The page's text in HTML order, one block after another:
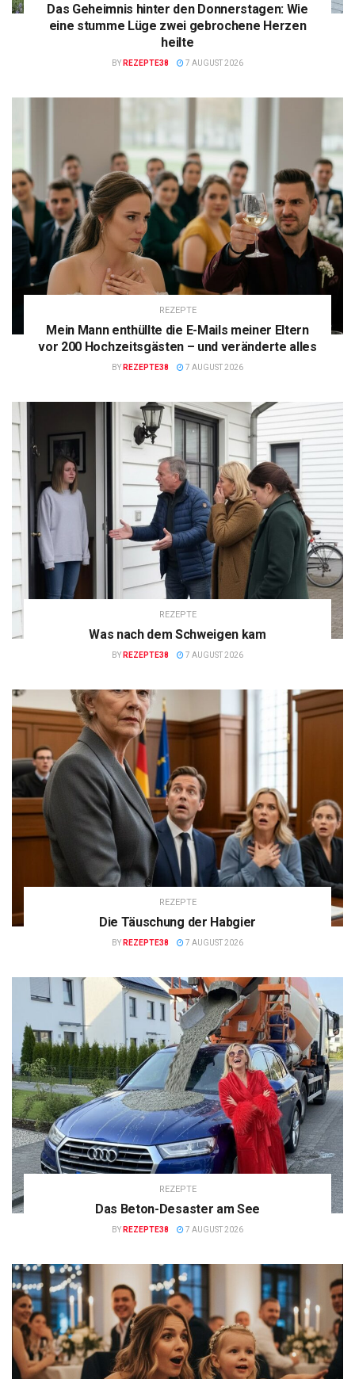
Das Geheimnis hinter den Donnerstagen: Wie
eine stumme Lüge zwei gebrochene Herzen
heilte
BY REZEPTE38 7 AUGUST 2026
REZEPTE
Mein Mann enthüllte die E-Mails meiner Eltern
vor 200 Hochzeitsgästen – und veränderte alles
BY REZEPTE38 7 AUGUST 2026
REZEPTE
Was nach dem Schweigen kam
BY REZEPTE38 7 AUGUST 2026
REZEPTE
Die Täuschung der Habgier
BY REZEPTE38 7 AUGUST 2026
REZEPTE
Das Beton-Desaster am See
BY REZEPTE38 7 AUGUST 2026